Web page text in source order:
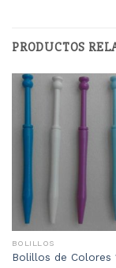
PRODUCTOS
BOLILLOS
Bolillos de Colores